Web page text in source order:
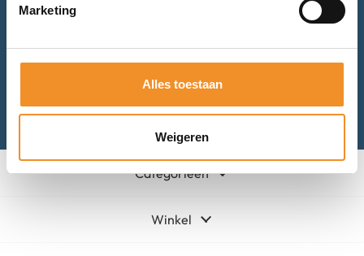
Marketing
Alles toestaan
Weigeren
Voor retourneren of garantie: mail ons.
Bel met ons
Mail met ons
Categorieën
Winkel